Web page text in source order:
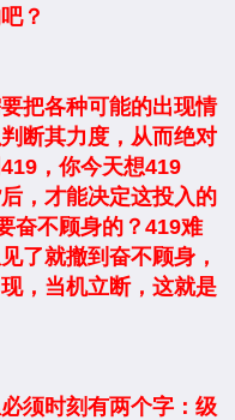
？
把各种可能的出现情
断其力度，从而绝对
，你今天想419
，才能决定这投入的
奋不顾身的？419难
了就撤到奋不顾身，
，当机立断，这就是
须时刻有两个字：级